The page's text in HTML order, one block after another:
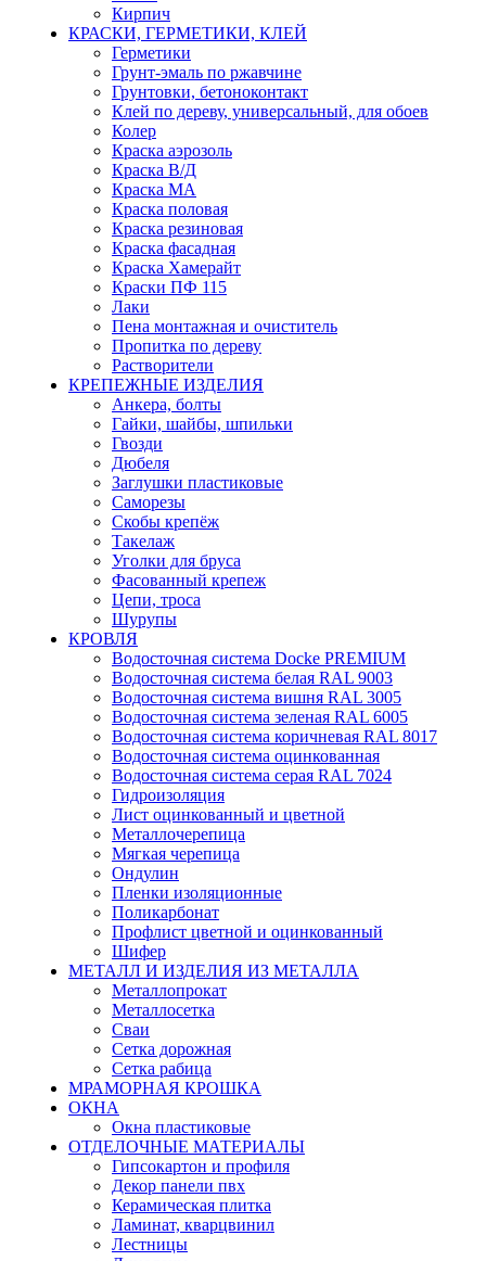
Кирпич
КРАСКИ, ГЕРМЕТИКИ, КЛЕЙ
Герметики
Грунт-эмаль по ржавчине
Грунтовки, бетоноконтакт
Клей по дереву, универсальный, для обоев
Колер
Краска аэрозоль
Краска В/Д
Краска МА
Краска половая
Краска резиновая
Краска фасадная
Краска Хамерайт
Краски ПФ 115
Лаки
Пена монтажная и очиститель
Пропитка по дереву
Растворители
КРЕПЕЖНЫЕ ИЗДЕЛИЯ
Анкера, болты
Гайки, шайбы, шпильки
Гвозди
Дюбеля
Заглушки пластиковые
Саморезы
Скобы крепёж
Такелаж
Уголки для бруса
Фасованный крепеж
Цепи, троса
Шурупы
КРОВЛЯ
Водосточная система Docke PREMIUM
Водосточная система белая RAL 9003
Водосточная система вишня RAL 3005
Водосточная система зеленая RAL 6005
Водосточная система коричневая RAL 8017
Водосточная система оцинкованная
Водосточная система серая RAL 7024
Гидроизоляция
Лист оцинкованный и цветной
Металлочерепица
Мягкая черепица
Ондулин
Пленки изоляционные
Поликарбонат
Профлист цветной и оцинкованный
Шифер
МЕТАЛЛ И ИЗДЕЛИЯ ИЗ МЕТАЛЛА
Металлопрокат
Металлосетка
Сваи
Сетка дорожная
Сетка рабица
МРАМОРНАЯ КРОШКА
ОКНА
Окна пластиковые
ОТДЕЛОЧНЫЕ МАТЕРИАЛЫ
Гипсокартон и профиля
Декор панели пвх
Керамическая плитка
Ламинат, кварцвинил
Лестницы